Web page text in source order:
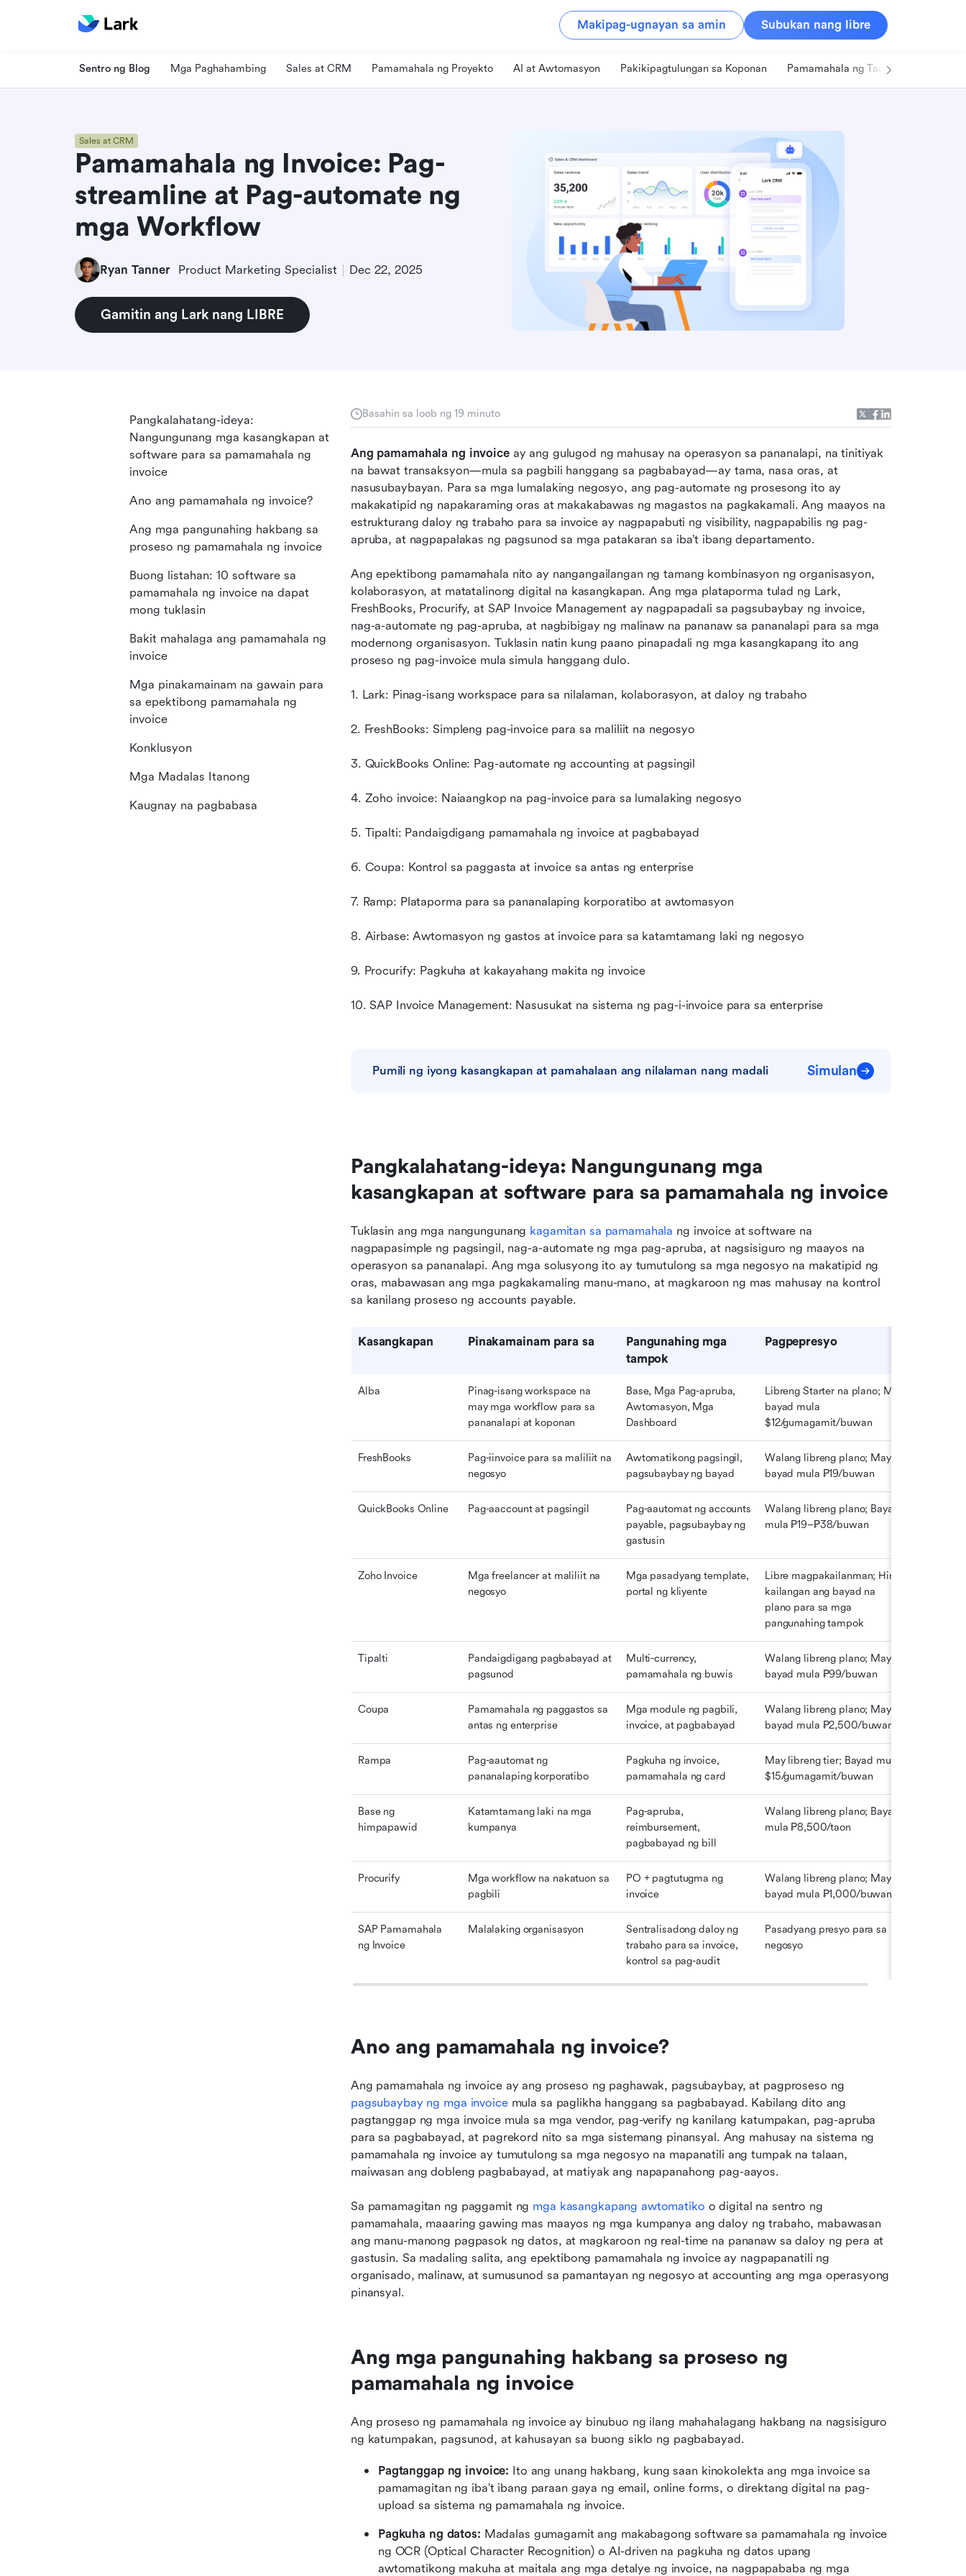
Makipag-ugnayan sa amin Subukan nang libre
Sentro ng Blog Mga Paghahambing Sales at CRM Pamamahala ng Proyekto AI at Awtomasyon Pakikipagtulungan sa Koponan Pamamahala ng Tao
Sales at CRM
Pamamahala ng Invoice: Pag-
streamline at Pag-automate ng
mga Workflow
Ryan Tanner Product Marketing Specialist Dec 22, 2025
Gamitin ang Lark nang LIBRE
Basahin sa loob ng 19 minuto
Ang pamamahala ng invoice ay ang gulugod ng mahusay na operasyon sa pananalapi, na tinitiyak
na bawat transaksyon—mula sa pagbili hanggang sa pagbabayad—ay tama, nasa oras, at
nasusubaybayan. Para sa mga lumalaking negosyo, ang pag-automate ng prosesong ito ay
makakatipid ng napakaraming oras at makakabawas ng magastos na pagkakamali. Ang maayos na
estrukturang daloy ng trabaho para sa invoice ay nagpapabuti ng visibility, nagpapabilis ng pag-
apruba, at nagpapalakas ng pagsunod sa mga patakaran sa iba’t ibang departamento.
Ang epektibong pamamahala nito ay nangangailangan ng tamang kombinasyon ng organisasyon,
kolaborasyon, at matatalinong digital na kasangkapan. Ang mga plataporma tulad ng Lark,
FreshBooks, Procurify, at SAP Invoice Management ay nagpapadali sa pagsubaybay ng invoice,
nag-a-automate ng pag-apruba, at nagbibigay ng malinaw na pananaw sa pananalapi para sa mga
modernong organisasyon. Tuklasin natin kung paano pinapadali ng mga kasangkapang ito ang
proseso ng pag-invoice mula simula hanggang dulo.
1. Lark: Pinag-isang workspace para sa nilalaman, kolaborasyon, at daloy ng trabaho
2. FreshBooks: Simpleng pag-invoice para sa maliliit na negosyo
3. QuickBooks Online: Pag-automate ng accounting at pagsingil
4. Zoho invoice: Naiaangkop na pag-invoice para sa lumalaking negosyo
5. Tipalti: Pandaigdigang pamamahala ng invoice at pagbabayad
6. Coupa: Kontrol sa paggasta at invoice sa antas ng enterprise
7. Ramp: Plataporma para sa pananalaping korporatibo at awtomasyon
8. Airbase: Awtomasyon ng gastos at invoice para sa katamtamang laki ng negosyo
9. Procurify: Pagkuha at kakayahang makita ng invoice
10. SAP Invoice Management: Nasusukat na sistema ng pag-i-invoice para sa enterprise
Pumili ng iyong kasangkapan at pamahalaan ang nilalaman nang madali Simulan
Pangkalahatang-ideya: Nangungunang mga
kasangkapan at software para sa pamamahala ng invoice
Tuklasin ang mga nangungunang kagamitan sa pamamahala ng invoice at software na
nagpapasimple ng pagsingil, nag-a-automate ng mga pag-apruba, at nagsisiguro ng maayos na
operasyon sa pananalapi. Ang mga solusyong ito ay tumutulong sa mga negosyo na makatipid ng
oras, mabawasan ang mga pagkakamaling manu-mano, at magkaroon ng mas mahusay na kontrol
sa kanilang proseso ng accounts payable.
Kasangkapan Pinakamainam para sa
Pangunahing mga
tampok
Pagpepresyo
Alba
Pinag-isang workspace na
may mga workflow para sa
pananalapi at koponan
Base, Mga Pag-apruba,
Awtomasyon, Mga
Dashboard
Libreng Starter na plano; May
bayad mula
$12/gumagamit/buwan
FreshBooks
Pag-iinvoice para sa maliliit na
negosyo
Awtomatikong pagsingil,
pagsubaybay ng bayad
Walang libreng plano; May
bayad mula ₱19/buwan
QuickBooks Online Pag-aaccount at pagsingil
Pag-aautomat ng accounts
payable, pagsubaybay ng
gastusin
Walang libreng plano; Bayad
mula ₱19–₱38/buwan
Zoho Invoice
Mga freelancer at maliliit na
negosyo
Mga pasadyang template,
portal ng kliyente
Libre magpakailanman; Hindi
kailangan ang bayad na
plano para sa mga
pangunahing tampok
Tipalti
Pandaigdigang pagbabayad at
pagsunod
Multi-currency,
pamamahala ng buwis
Walang libreng plano; May
bayad mula ₱99/buwan
Coupa
Pamamahala ng paggastos sa
antas ng enterprise
Mga module ng pagbili,
invoice, at pagbabayad
Walang libreng plano; May
bayad mula ₱2,500/buwan
Rampa
Pag-aautomat ng
pananalaping korporatibo
Pagkuha ng invoice,
pamamahala ng card
May libreng tier; Bayad mula
$15/gumagamit/buwan
Base ng
himpapawid
Katamtamang laki na mga
kumpanya
Pag-apruba,
reimbursement,
pagbabayad ng bill
Walang libreng plano; Bayad
mula ₱8,500/taon
Procurify
Mga workflow na nakatuon sa
pagbili
PO + pagtutugma ng
invoice
Walang libreng plano; May
bayad mula ₱1,000/buwan
SAP Pamamahala
ng Invoice
Malalaking organisasyon
Sentralisadong daloy ng
trabaho para sa invoice,
kontrol sa pag-audit
Pasadyang presyo para sa
negosyo
Ano ang pamamahala ng invoice?
pagsubaybay ng mga invoice mula sa paglikha hanggang sa pagbabayad. Kabilang dito ang
pagtanggap ng mga invoice mula sa mga vendor, pag-verify ng kanilang katumpakan, pag-apruba
para sa pagbabayad, at pagrekord nito sa mga sistemang pinansyal. Ang mahusay na sistema ng
pamamahala ng invoice ay tumutulong sa mga negosyo na mapanatili ang tumpak na talaan,
maiwasan ang dobleng pagbabayad, at matiyak ang napapanahong pag-aayos.
Sa pamamagitan ng paggamit ng mga kasangkapang awtomatiko o digital na sentro ng
pamamahala, maaaring gawing mas maayos ng mga kumpanya ang daloy ng trabaho, mabawasan
ang manu-manong pagpasok ng datos, at magkaroon ng real-time na pananaw sa daloy ng pera at
gastusin. Sa madaling salita, ang epektibong pamamahala ng invoice ay nagpapanatili ng
organisado, malinaw, at sumusunod sa pamantayan ng negosyo at accounting ang mga operasyong
pinansyal.
Ang mga pangunahing hakbang sa proseso ng
pamamahala ng invoice
Ang proseso ng pamamahala ng invoice ay binubuo ng ilang mahahalagang hakbang na nagsisiguro
ng katumpakan, pagsunod, at kahusayan sa buong siklo ng pagbabayad.
Pagtanggap ng invoice: Ito ang unang hakbang, kung saan kinokolekta ang mga invoice sa
pamamagitan ng iba’t ibang paraan gaya ng email, online forms, o direktang digital na pag-
upload sa sistema ng pamamahala ng invoice.
Pagkuha ng datos: Madalas gumagamit ang makabagong software sa pamamahala ng invoice
ng OCR (Optical Character Recognition) o AI-driven na pagkuha ng datos upang
awtomatikong makuha at maitala ang mga detalye ng invoice, na nagpapababa ng mga
Pangkalahatang-ideya:
Nangungunang mga kasangkapan at
software para sa pamamahala ng
invoice
Ano ang pamamahala ng invoice?
Ang mga pangunahing hakbang sa
proseso ng pamamahala ng invoice
Buong listahan: 10 software sa
pamamahala ng invoice na dapat
mong tuklasin
Bakit mahalaga ang pamamahala ng
invoice
Mga pinakamainam na gawain para
sa epektibong pamamahala ng
invoice
Konklusyon
Mga Madalas Itanong
Kaugnay na pagbabasa